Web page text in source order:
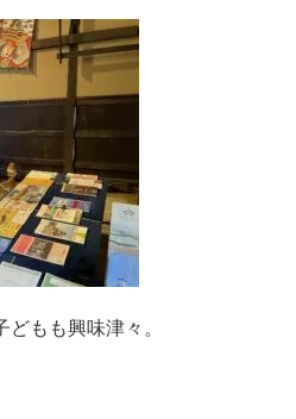
もも興味津々。